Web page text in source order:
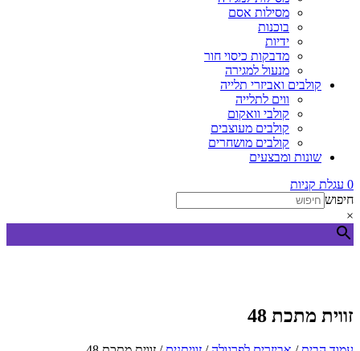
מסילות אסם
בוכנות
ידיות
מדבקות כיסוי חור
מנעול למגירה
קולבים ואביזרי תלייה
ווים לתלייה
קולבי וואקום
קולבים מעוצבים
קולבים מושחרים
שונות ומבצעים
0 עגלת קניות
חיפוש
×
זווית מתכת 48